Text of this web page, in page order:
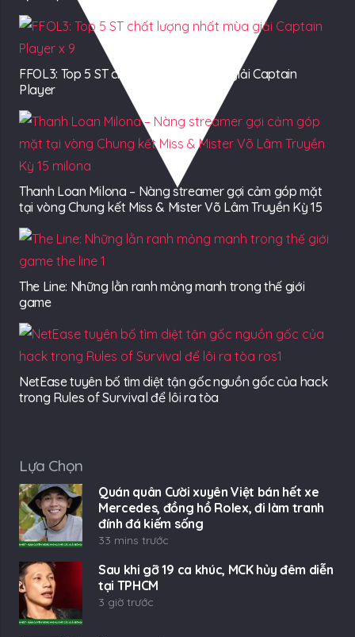
FFOL3: Top 5 ST chất lượng nhất mùa giải Captain
Player
Thanh Loan Milona – Nàng streamer gợi cảm góp mặt
tại vòng Chung kết Miss & Mister Võ Lâm Truyền Kỳ 15
The Line: Những lằn ranh mỏng manh trong thế giới
game
NetEase tuyên bố tìm diệt tận gốc nguồn gốc của hack
trong Rules of Survival để lôi ra tòa
Lựa Chọn
Quán quân Cười xuyên Việt bán hết xe
Mercedes, đồng hồ Rolex, đi làm tranh
đính đá kiếm sống
33 mins trước
Sau khi gỡ 19 ca khúc, MCK hủy đêm diễn
tại TPHCM
3 giờ trước